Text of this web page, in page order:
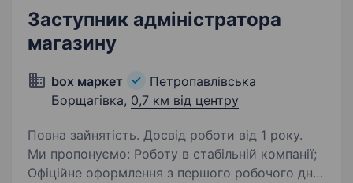
Заступник адміністратора
магазину
box маркет
Петропавлівська
Борщагівка, 0,7 км від центру
Повна зайнятість. Досвід роботи від 1 року.
Ми пропонуємо: Роботу в стабільній компанії;
Офіційне оформлення з першого робочого дня